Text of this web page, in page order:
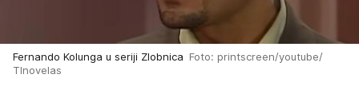
Fernando Kolunga u seriji Zlobnica Foto: printscreen/youtube/
Tlnovelas